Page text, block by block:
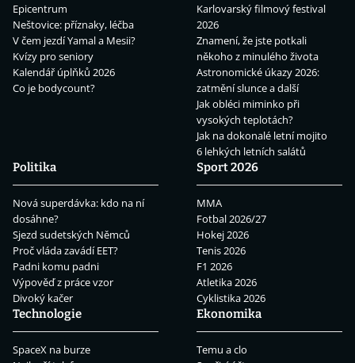
Epicentrum
Neštovice: příznaky, léčba
V čem jezdí Yamal a Mesii?
Kvízy pro seniory
Kalendář úplňků 2026
Co je bodycount?
Karlovarský filmový festival
2026
Znamení, že jste potkali
někoho z minulého života
Astronomické úkazy 2026:
zatmění slunce a další
Jak obléci miminko při
vysokých teplotách?
Jak na dokonalé letní mojito
6 lehkých letních salátů
Politika
Nová superdávka: kdo na ní
dosáhne?
Sjezd sudetských Němců
Proč vláda zavádí EET?
Padni komu padni
Výpověď z práce vzor
Divoký kačer
Sport 2026
MMA
Fotbal 2026/27
Hokej 2026
Tenis 2026
F1 2026
Atletika 2026
Cyklistika 2026
Technologie
SpaceX na burze
Ekonomika
Temu a clo